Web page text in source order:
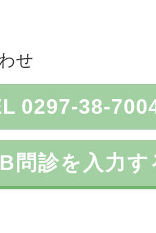
せ
0297-38-
問診を入力す